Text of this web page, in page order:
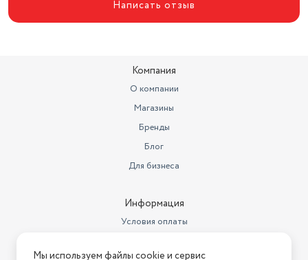
самодиагностика,
автоматическое поддержание
Написать отзыв
Компания
О компании
Магазины
Бренды
Блог
Для бизнеса
Информация
Условия оплаты
Мы используем файлы cookie и сервис